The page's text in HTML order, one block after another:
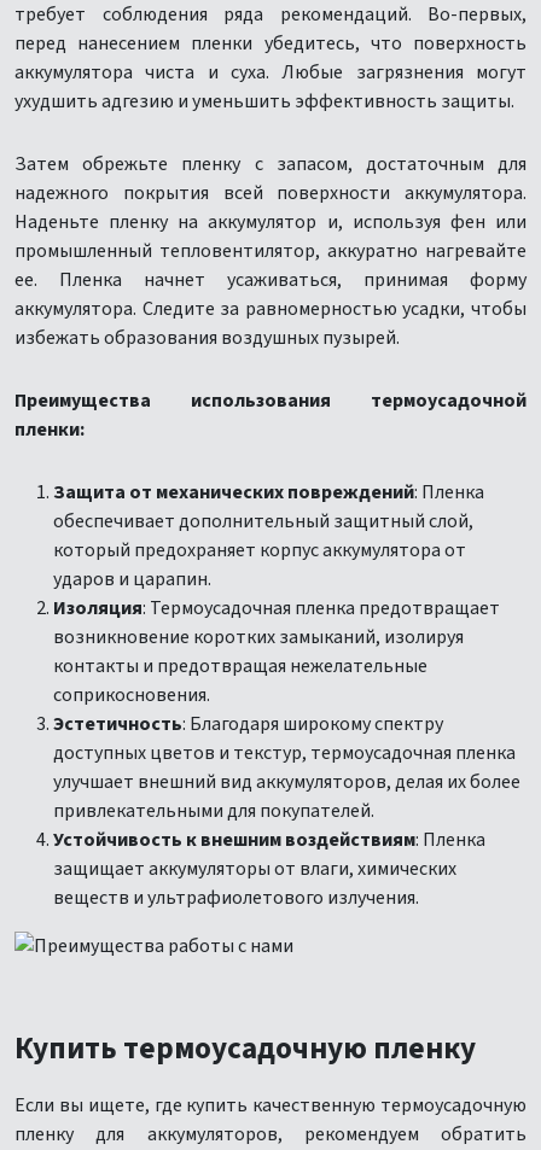
требует соблюдения ряда рекомендаций. Во-первых,
перед нанесением пленки убедитесь, что поверхность
аккумулятора чиста и суха. Любые загрязнения могут
ухудшить адгезию и уменьшить эффективность защиты.
Затем обрежьте пленку с запасом, достаточным для
надежного покрытия всей поверхности аккумулятора.
Наденьте пленку на аккумулятор и, используя фен или
промышленный тепловентилятор, аккуратно нагревайте
ее. Пленка начнет усаживаться, принимая форму
аккумулятора. Следите за равномерностью усадки, чтобы
избежать образования воздушных пузырей.
Преимущества использования термоусадочной
пленки:
Защита от механических повреждений: Пленка
обеспечивает дополнительный защитный слой,
который предохраняет корпус аккумулятора от
ударов и царапин.
Изоляция: Термоусадочная пленка предотвращает
возникновение коротких замыканий, изолируя
контакты и предотвращая нежелательные
соприкосновения.
Эстетичность: Благодаря широкому спектру
доступных цветов и текстур, термоусадочная пленка
улучшает внешний вид аккумуляторов, делая их более
привлекательными для покупателей.
Устойчивость к внешним воздействиям: Пленка
защищает аккумуляторы от влаги, химических
веществ и ультрафиолетового излучения.
Купить термоусадочную пленку
Если вы ищете, где купить качественную термоусадочную
пленку для аккумуляторов, рекомендуем обратить